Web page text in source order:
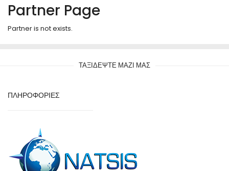
Partner Page
Partner is not exists.
ΤΑΞΙΔΕΨΤΕ ΜΑΖΙ ΜΑΣ
ΠΛΗΡΟΦΟΡΙΕΣ